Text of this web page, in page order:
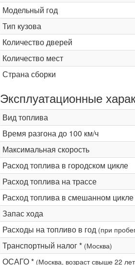
Модельный год
Тип кузова
Количество дверей
Количество мест
Страна сборки
Эксплуатационные
Вид топлива
Время разгона до 100 км/ч
Максимальная скорость
Расход топлива в городском цикле
Расход топлива на трассе
Расход топлива в смешанном цикле
Запас хода
Расходы на топливо в год (при
Транспортный налог * (Москва)
ОСАГО * (Москва, возраст свыше 22